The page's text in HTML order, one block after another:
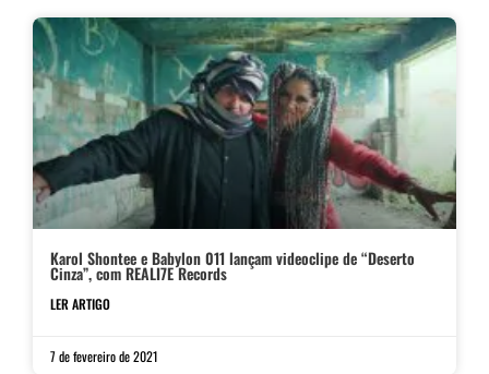
Karol Shontee e Babylon 011 lançam videoclipe de “Deserto
Cinza”, com REALI7E Records
LER ARTIGO
7 de fevereiro de 2021